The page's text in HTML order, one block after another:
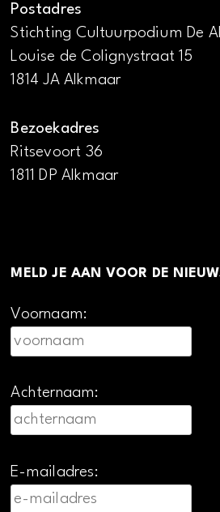
Postadres
Stichting Cultuurpodium De
Louise de Colignystraat 15
1814 JA Alkmaar
Bezoekadres
Ritsevoort 36
1811 DP Alkmaar
MELD JE AAN VOOR DE
Voornaam:
Achternaam:
E-mailadres: